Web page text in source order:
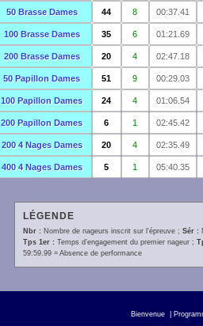
50 Brasse Dames 44 8 00:37.41
100 Brasse Dames 35 6 01:21.69
200 Brasse Dames 20 4 02:47.18
50 Papillon Dames 51 9 00:29.03
100 Papillon Dames 24 4 01:06.54
200 Papillon Dames 6 1 02:45.42
200 4 Nages Dames 20 4 02:35.49
400 4 Nages Dames 5 1 05:40.35
LÉGENDE
Nbr : Nombre de nageurs inscrit sur l'épreuve ; Sér :
Tps 1er : Temps d'engagement du premier nageur ;
59:59.99 = Absence de performance
Bienvenue